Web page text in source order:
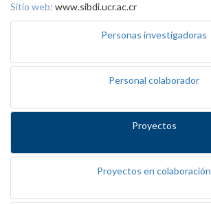
Sitio web: www.sibdi.ucr.ac.cr
Personas investigadoras
Personal colaborador
Proyectos
Proyectos en colaboración